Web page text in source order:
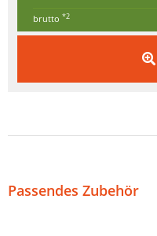
brutto *2
Passendes Zubehör